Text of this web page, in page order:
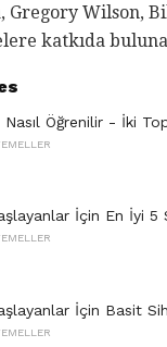
Gregory Wilson,
katkıda
Nasıl Öğrenilir - İki
İçin En İyi 5
İçin Basit